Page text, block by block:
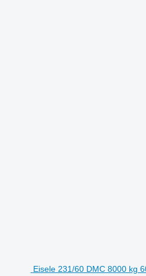
Eisele 231/60 DMC 8000 kg